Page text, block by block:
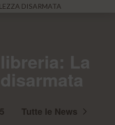
DISARMATA
Tutte le News